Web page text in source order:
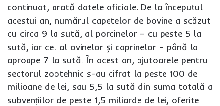
continuat, arată datele oficiale. De la începutul
acestui an, numărul capetelor de bovine a scăzut
cu circa 9 la sută, al porcinelor – cu peste 5 la
sută, iar cel al ovinelor și caprinelor – până la
aproape 7 la sută. În acest an, ajutoarele pentru
sectorul zootehnic s-au cifrat la peste 100 de
milioane de lei, sau 5,5 la sută din suma totală a
subvențiilor de peste 1,5 miliarde de lei, oferite